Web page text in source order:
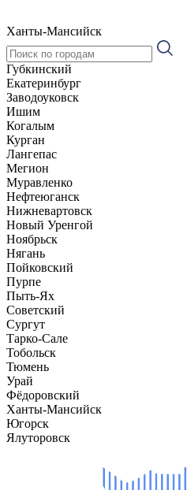
Ханты-Мансийск
Губкинский
Екатеринбург
Заводоуковск
Ишим
Когалым
Курган
Лангепас
Мегион
Муравленко
Нефтеюганск
Нижневартовск
Новый Уренгой
Ноябрьск
Нягань
Пойковский
Пурпе
Пыть-Ях
Советский
Сургут
Тарко-Сале
Тобольск
Тюмень
Урай
Фёдоровский
Ханты-Мансийск
Югорск
Ялуторовск